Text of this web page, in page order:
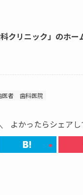
クリニック」のホー
医者 歯科医院
よかったらシェアし